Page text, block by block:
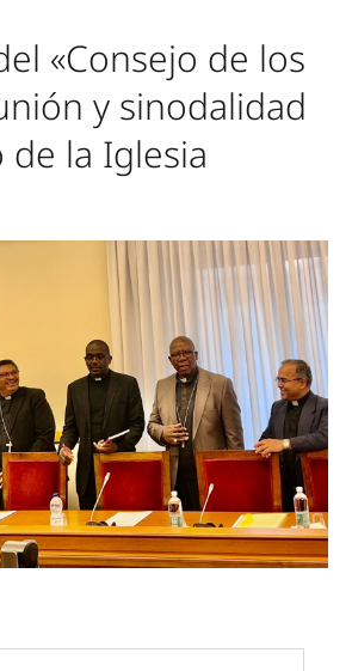
«Consejo de los
y sinodalidad
de la Iglesia